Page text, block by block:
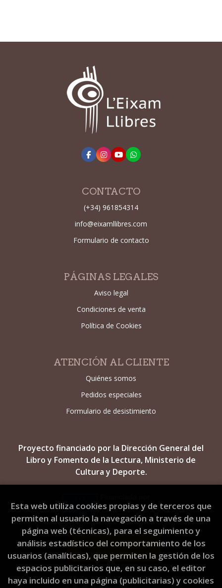
CONTACTO
(+34) 961854314
info@eixamllibres.com
Formulario de contacto
PÁGINAS LEGALES
Aviso legal
Condiciones de venta
Política de Cookies
ATENCIÓN AL CLIENTE
Quiénes somos
Pedidos especiales
Formulario de desistimiento
Proyecto financiado por la Dirección General del
Libro y Fomento de la Lectura, Ministerio de
Cultura y Deporte.
Esta web utiliza cookies propias y de terceros que
permiten al usuario la navegación a través de una
página web (técnicas), para el seguimiento y
análisis estadístico del comportamiento de los
usuarios (analíticas), que permiten la gestión de los
espacios publicitarios que, en su caso, el editor
haya incluido en una página (publicitarias) y cookies